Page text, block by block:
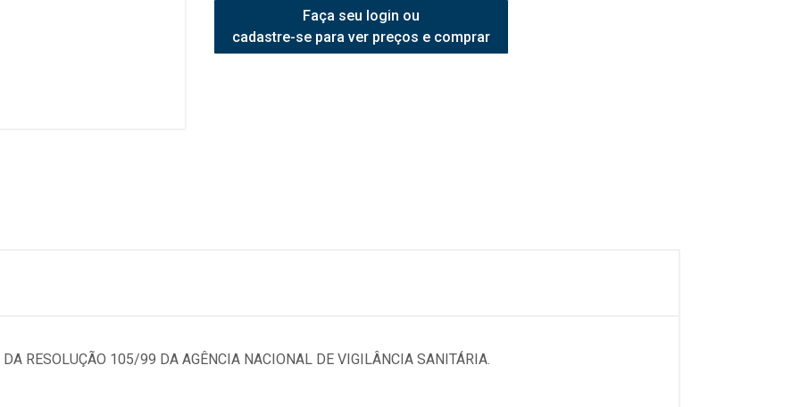
Faça seu login ou
cadastre-se para ver preços e comprar
RESOLUÇÃO 105/99 DA AGÊNCIA NACIONAL DE VIGILÂNCIA SANITÁRIA.